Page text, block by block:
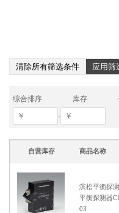
清除所有筛选条件 应用筛
综合排序 库存
-
自营库存 商品名称
滨松平衡探
平衡探测器
03